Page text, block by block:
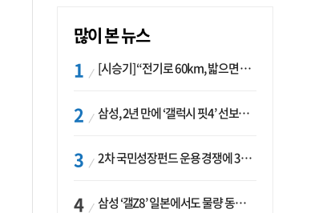
많이 본 뉴스
[시승기] “전기로 60km, 밟으면 462마력”…볼보 XC60 T8의 두 얼굴
삼성, 2년 만에 ‘갤럭시 핏4’ 선보이나…웨어러블 생태계 확장 ‘시동’
2차 국민성장펀드 운용 경쟁에 33개사 몰렸다…신한·하나 등 새 얼굴 대거 합류
삼성 ‘갤Z8’ 일본에서도 물량 동났다…애플 참전 앞두고 선두 수성 ‘시험대’